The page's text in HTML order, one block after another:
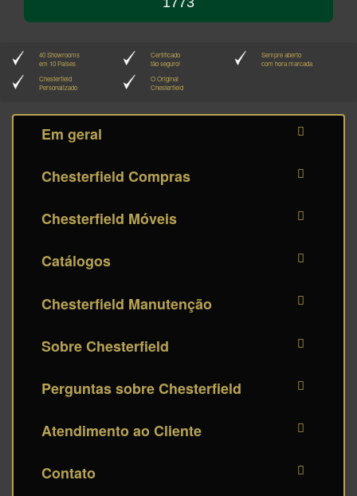
40 Showrooms
em 10 Países
Certificado
tão seguro!
Sempre aberto
com hora marcada
Chesterfield
Personalizado
O Original
Chesterfield
Em geral
Chesterfield Compras
Chesterfield Móveis
Catálogos
Chesterfield Manutenção
Sobre Chesterfield
Perguntas sobre Chesterfield
Atendimento ao Cliente
Contato